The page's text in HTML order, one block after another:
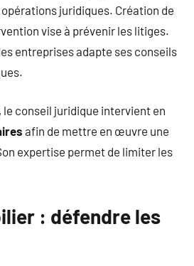
juridiques. Création de
vise à prévenir les litiges.
entreprises adapte ses conseils
le conseil juridique intervient en
afin de mettre en œuvre une
expertise permet de limiter les
: défendre les